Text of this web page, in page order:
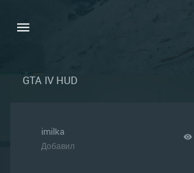
GTA IV HUD
imilka
Добавил